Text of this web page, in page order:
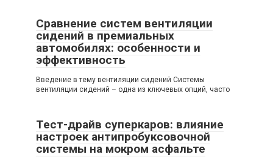
Сравнение систем вентиляции
сидений в премиальных
автомобилях: особенности и
эффективность
Введение в тему вентиляции сидений Системы
вентиляции сидений – одна из ключевых опций, часто
Тест-драйв суперкаров: влияние
настроек антипробуксовочной
системы на мокром асфальте